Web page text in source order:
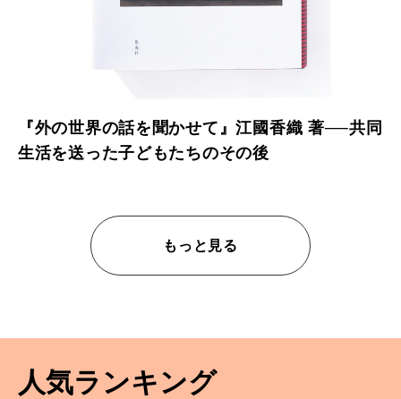
『外の世界の話を聞かせて』江國香織 著──共同
生活を送った子どもたちのその後
もっと見る
人気ランキング